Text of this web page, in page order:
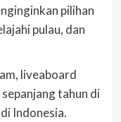
pilihan
pulau, dan
liveaboard
tahun di
Indonesia.